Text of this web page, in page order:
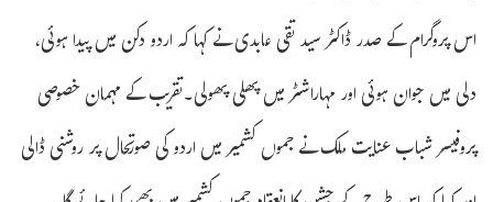
اس پروگرام کے صدر ڈاکٹر سید تقی عابدی نے کہا کہ اردو دکن میں پیدا ہوئی،
دلی میں جوان ہوئی اور مہاراشٹر میں پھلی پھولی۔تقریب کے مہمان خصوصی
پروفیسر شباب عنایت ملک نے جموں کشمیر میں اردو کی صورتحال پر روشنی ڈالی